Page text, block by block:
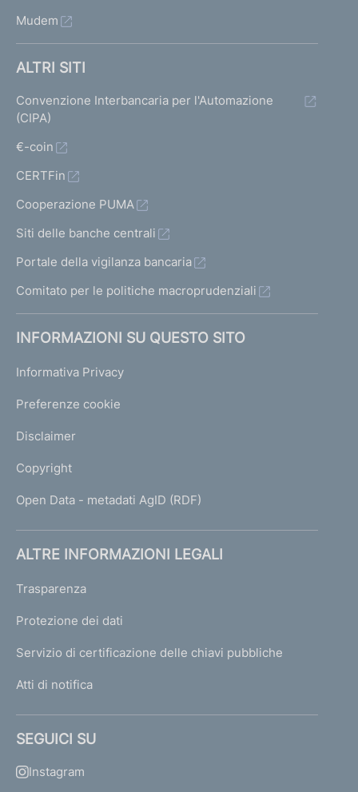
Mudem
ALTRI SITI
Convenzione Interbancaria per l'Automazione
(CIPA)
€-coin
CERTFin
Cooperazione PUMA
Siti delle banche centrali
Portale della vigilanza bancaria
Comitato per le politiche macroprudenziali
INFORMAZIONI SU QUESTO SITO
Informativa Privacy
Preferenze cookie
Disclaimer
Copyright
Open Data - metadati AgID (RDF)
ALTRE INFORMAZIONI LEGALI
Trasparenza
Protezione dei dati
Servizio di certificazione delle chiavi pubbliche
Atti di notifica
SEGUICI SU
Instagram